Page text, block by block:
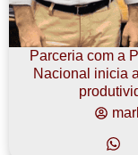
Parceria com a
Nacional inicia